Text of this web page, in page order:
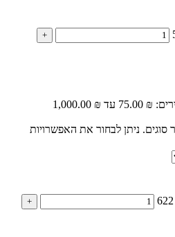
⁦1,000.00 ₪⁩
סוגים. ניתן לבחור את האפשרויות